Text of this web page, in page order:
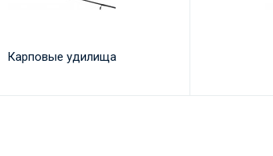
Карповые удилища